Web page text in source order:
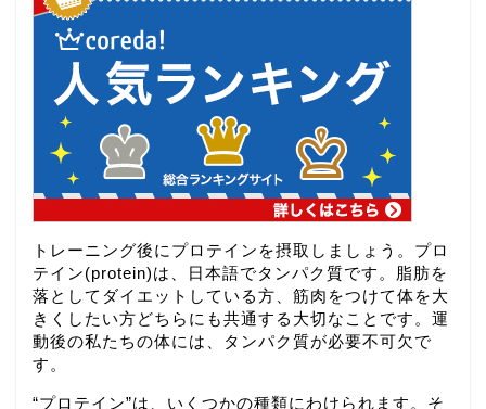
トレーニング後にプロテインを摂取しましょう。プロ
テイン(protein)は、日本語でタンパク質です。脂肪を
落としてダイエットしている方、筋肉をつけて体を大
きくしたい方どちらにも共通する大切なことです。運
動後の私たちの体には、タンパク質が必要不可欠で
す。
“プロテイン”は、いくつかの種類にわけられます。そ